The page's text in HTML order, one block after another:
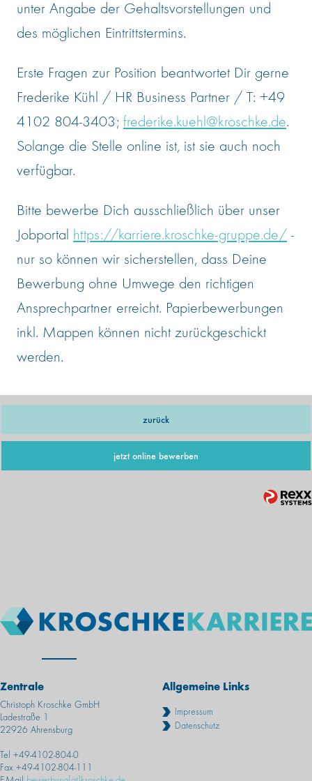
unter Angabe der Gehaltsvorstellungen und
des möglichen Eintrittstermins.
Erste Fragen zur Position beantwortet Dir gerne
Frederike Kühl / HR Business Partner / T: +49
4102 804-3403; frederike.kuehl@kroschke.de.
Solange die Stelle online ist, ist sie auch noch
verfügbar.
Bitte bewerbe Dich ausschließlich über unser
Jobportal https://karriere.kroschke-gruppe.de/ -
nur so können wir sicherstellen, dass Deine
Bewerbung ohne Umwege den richtigen
Ansprechpartner erreicht. Papierbewerbungen
inkl. Mappen können nicht zurückgeschickt
werden.
zurück
jetzt online bewerben
Zentrale
Christoph Kroschke GmbH
Ladestraße 1
22926 Ahrensburg
Tel +49-4102-804-0
Fax +49-4102-804-111
Allgemeine Links
Impressum
Datenschutz